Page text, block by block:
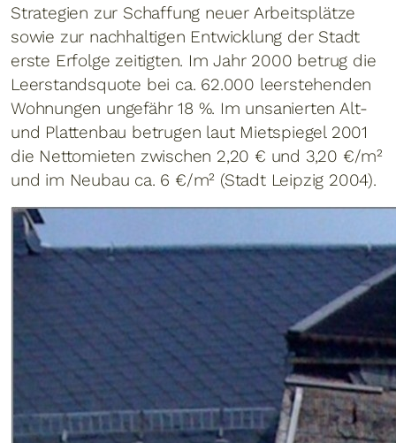
Strategien zur Schaffung neuer Arbeitsplätze
sowie zur nachhaltigen Entwicklung der Stadt
erste Erfolge zeitigten. Im Jahr 2000 betrug die
Leerstandsquote bei ca. 62.000 leerstehenden
Wohnungen ungefähr 18 %. Im unsanierten Alt-
und Plattenbau betrugen laut Mietspiegel 2001
die Nettomieten zwischen 2,20 € und 3,20 €/m²
und im Neubau ca. 6 €/m² (Stadt Leipzig 2004).